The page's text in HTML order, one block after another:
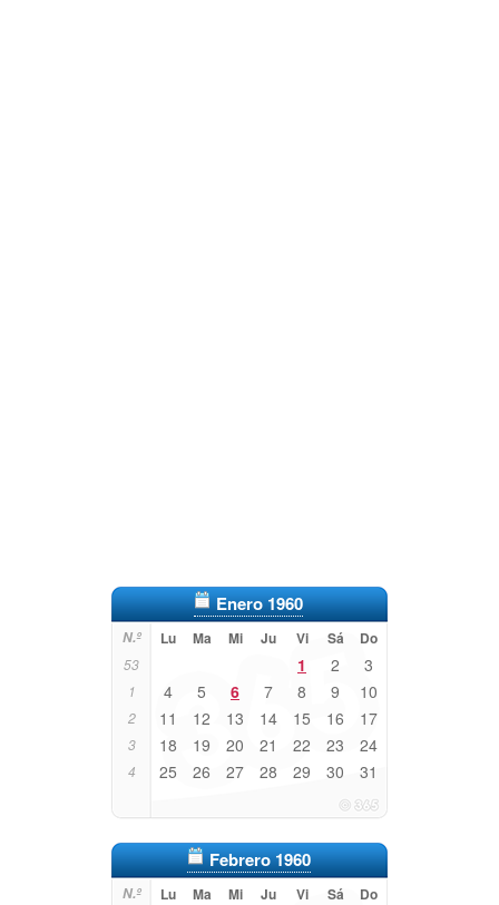
Enero 1960
N.º Lu Ma Mi Ju Vi Sá Do
53 1 2 3
1 4 5 6 7 8 9 10
2 11 12 13 14 15 16 17
3 18 19 20 21 22 23 24
4 25 26 27 28 29 30 31
Febrero 1960
N.º Lu Ma Mi Ju Vi Sá Do